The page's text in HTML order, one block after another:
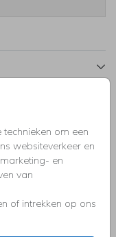
om een
websiteverkeer en
en
van
of intrekken op ons
roze waterverf